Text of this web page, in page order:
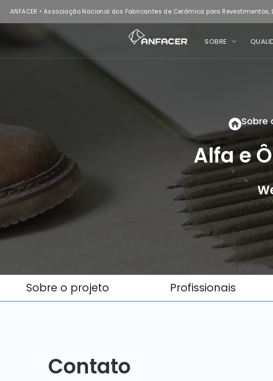
ANFACER • Associação Nacional dos Fabricantes de Cerâmica para
SOBRE
Sobre
Alfa e
Sobre o projeto Profissionais
Contato